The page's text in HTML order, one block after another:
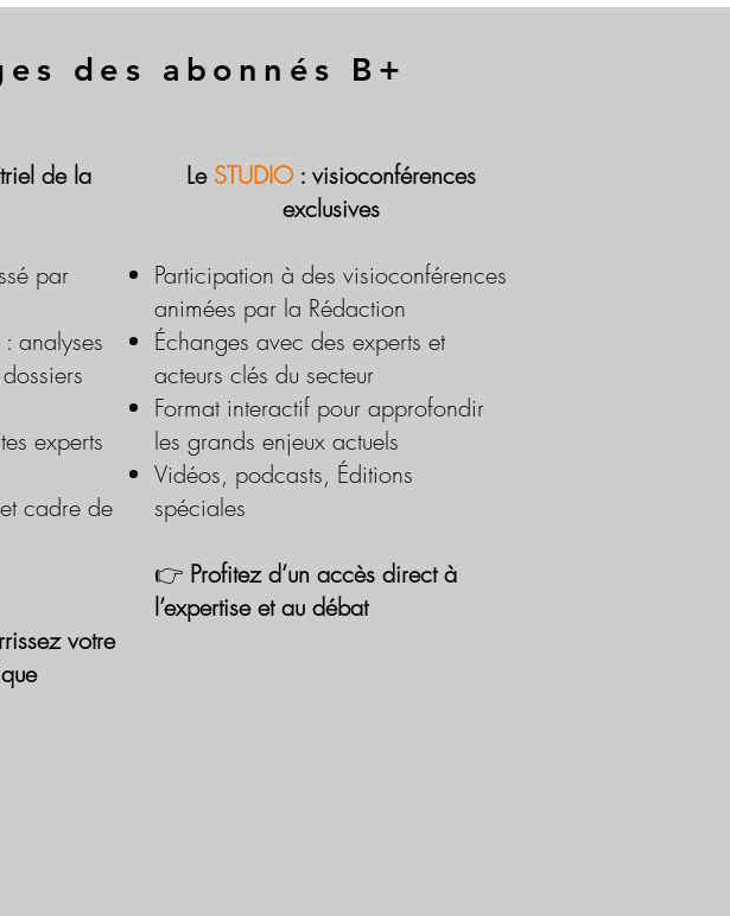
des abonnés B+
de la
par
analyses
experts
cadre de
votre
Le STUDIO : visioconférences
exclusives
Participation à des visioconférences
animées par la Rédaction
Échanges avec des experts et
acteurs clés du secteur
Format interactif pour approfondir
les grands enjeux actuels
Vidéos, podcasts, Éditions
spéciales
👉 Profitez d’un accès direct à
l’expertise et au débat